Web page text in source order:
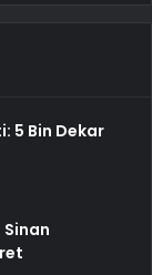
5 Bin Dekar
Sinan